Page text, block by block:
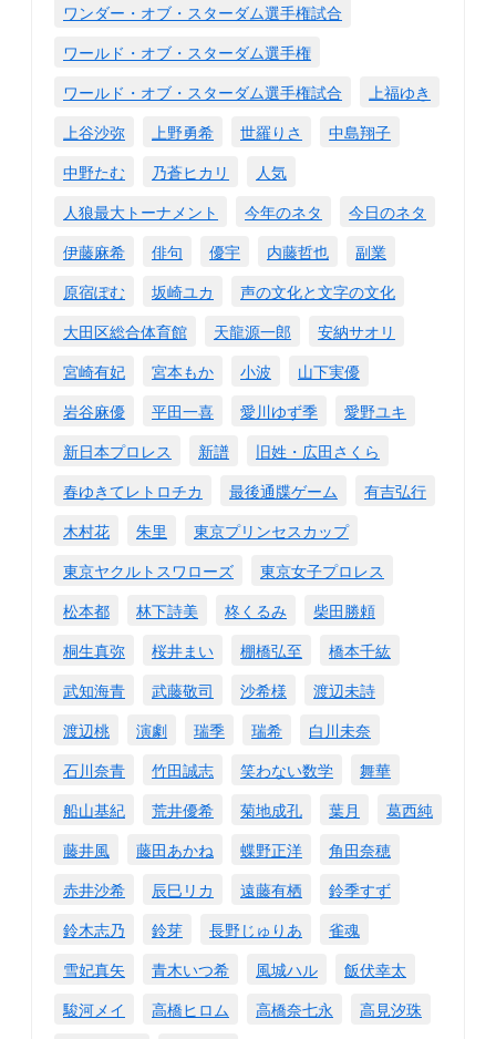
ワンダー・オブ・スターダム選手権試合
ワールド・オブ・スターダム選手権
ワールド・オブ・スターダム選手権試合
上福ゆき
上谷沙弥
上野勇希 世羅りさ
中島翔子
中野たむ
乃蒼ヒカリ
人気
人狼最大トーナメント
今年のネタ
今日のネタ
伊藤麻希
俳句 優宇 内藤哲也
副業
原宿ぽむ
坂崎ユカ
声の文化と文字の文化
大田区総合体育館
天龍源一郎
安納サオリ
宮崎有妃
宮本もか 小波
山下実優
岩谷麻優
平田一喜 愛川ゆず季
愛野ユキ
新日本プロレス
新譜
旧姓・広田さくら
春ゆきてレトロチカ
最後通牒ゲーム
有吉弘行
木村花
朱里
東京プリンセスカップ
東京ヤクルトスワローズ
東京女子プロレス
松本都
林下詩美 柊くるみ
柴田勝頼
桐生真弥
桜井まい 棚橋弘至
橋本千紘
武知海青
武藤敬司 沙希様
渡辺未詩
渡辺桃
演劇 瑞季 瑞希
白川未奈
石川奈青
竹田誠志 笑わない数学
舞華
船山基紀
荒井優希 菊地成孔 葉月
葛西純
藤井風
藤田あかね 蝶野正洋
角田奈穂
赤井沙希
辰巳リカ 遠藤有栖
鈴季すず
鈴木志乃
鈴芽 長野じゅりあ
雀魂
雪妃真矢
青木いつ希 風城ハル
飯伏幸太
駿河メイ
高橋ヒロム 高橋奈七永
高見汐珠